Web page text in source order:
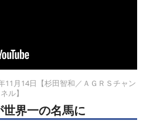
11月14日【杉田智和／ＡＧＲＳチャン
ネル】
世界一の名馬に